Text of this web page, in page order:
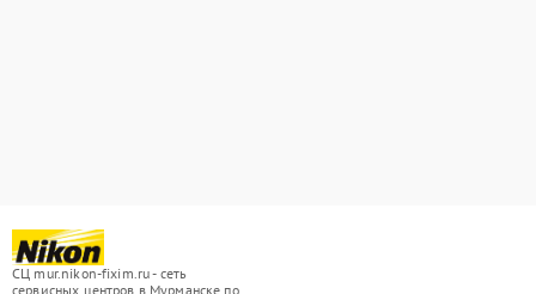
СЦ mur.nikon-fixim.ru - сеть
сервисных центров в Мурманске по